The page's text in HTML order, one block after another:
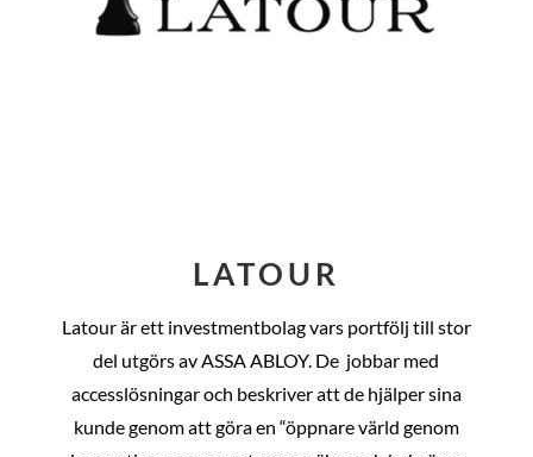
LATOUR
Latour är ett investmentbolag vars portfölj till stor
del utgörs av ASSA ABLOY. De jobbar med
accesslösningar och beskriver att de hjälper sina
kunde genom att göra en “öppnare värld genom